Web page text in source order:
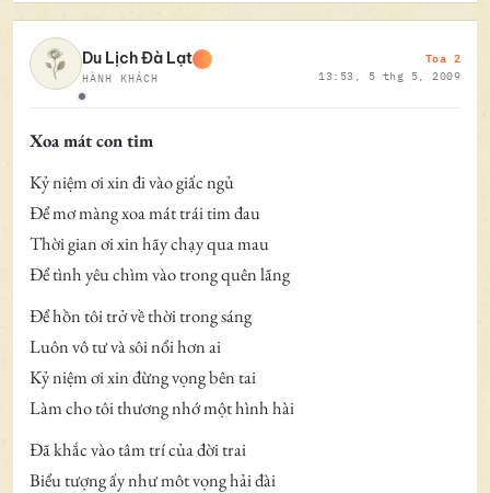
Ngoại tuyến
Du Lịch Đà Lạt
HÀNH KHÁCH
Toa 2
13:53, 5 thg 5, 2009
Xoa mát con tim
Kỷ niệm ơi xin đi vào giấc ngủ
Để mơ màng xoa mát trái tim đau
Thời gian ơi xin hãy chạy qua mau
Để tình yêu chìm vào trong quên lãng
Để hồn tôi trở về thời trong sáng
Luôn vô tư và sôi nổi hơn ai
Kỷ niệm ơi xin đừng vọng bên tai
Làm cho tôi thương nhớ một hình hài
Đã khắc vào tâm trí của đời trai
Biểu tượng ấy như môt vọng hải đài